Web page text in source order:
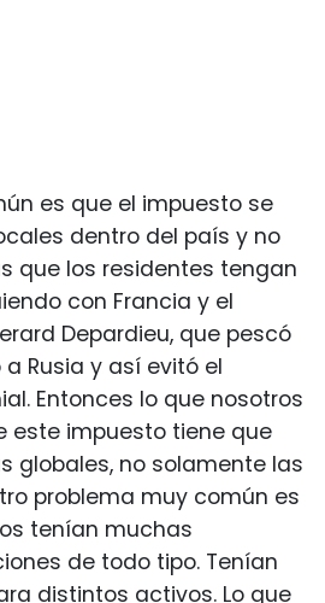
es que el impuesto se
dentro del país y no
que los residentes tengan
con Francia y el
Depardieu, que pescó
Rusia y así evitó el
Entonces lo que nosotros
este impuesto tiene que
globales, no solamente las
problema muy común es
tenían muchas
de todo tipo. Tenían
distintos activos. Lo que